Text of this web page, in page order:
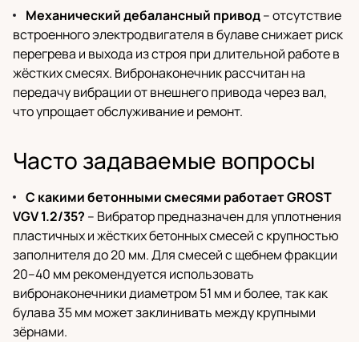
Механический дебалансный привод– отсутствие
встроенного электродвигателя в булаве снижает риск
перегрева и выхода из строя при длительной работе в
жёстких смесях. Вибронаконечник рассчитан на
передачу вибрации от внешнего привода через вал,
что упрощает обслуживание и ремонт.
Часто задаваемые вопросы
С какими бетонными смесями работает GROST
VGV 1.2/35? – Вибратор предназначен для уплотнения
пластичных и жёстких бетонных смесей с крупностью
заполнителя до 20 мм. Для смесей с щебнем фракции
20–40 мм рекомендуется использовать
вибронаконечники диаметром 51 мм и более, так как
булава 35 мм может заклинивать между крупными
зёрнами.